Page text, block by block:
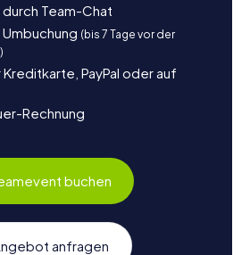
Team-Chat
(bis 7 Tage vor der
Kreditkarte, PayPal oder auf
Rechnung
buchen
anfragen